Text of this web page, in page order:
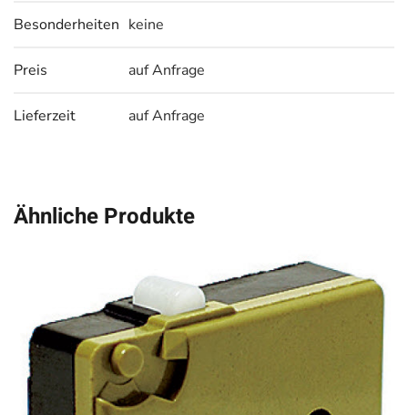
Besonderheiten keine
Preis auf Anfrage
Lieferzeit auf Anfrage
Ähnliche Produkte